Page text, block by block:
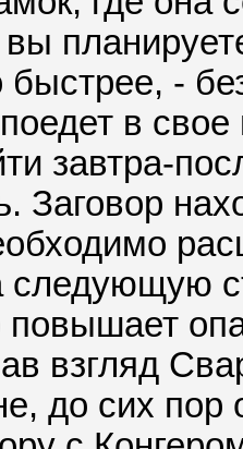
-
в
завтра-
Заговор
повышает
взгляд
до сих